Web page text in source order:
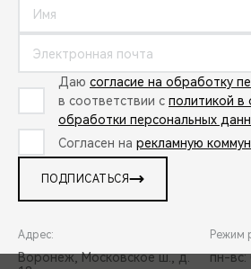
Даю согласие на обработку
в соответствии с политикой в
обработки персональных
Согласен на рекламную
ПОДПИСАТЬСЯ
Адрес:
Воронеж, Московское ш., д.
Режим
пн-вс: